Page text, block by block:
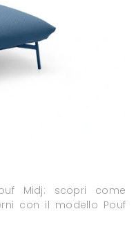
Midj: scopri come
con il modello Pouf